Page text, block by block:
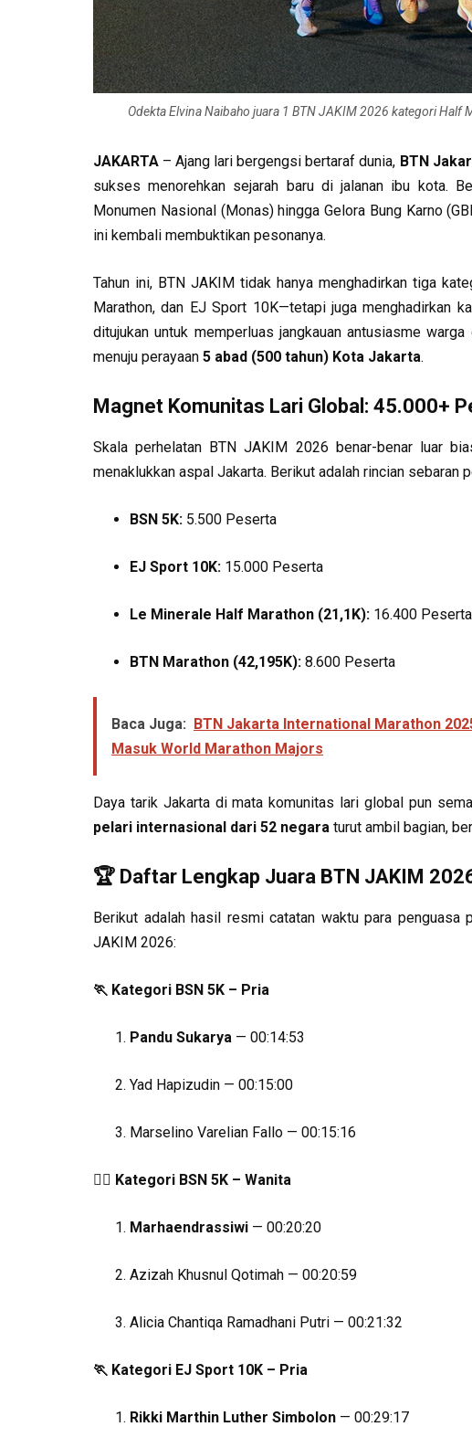
Odekta Elvina Naibaho juara 1 BTN JAKIM 2026 kategori
JAKARTA – Ajang lari bergengsi bertaraf dunia, BTN
sukses menorehkan sejarah baru di jalanan ibu kota.
Monumen Nasional (Monas) hingga Gelora Bung Karno
ini kembali membuktikan pesonanya.
Tahun ini, BTN JAKIM tidak hanya menghadirkan tiga
Marathon, dan EJ Sport 10K—tetapi juga menghadirkan
ditujukan untuk memperluas jangkauan antusiasme
menuju perayaan 5 abad (500 tahun) Kota Jakarta.
Magnet Komunitas Lari Global: 45.000+
Skala perhelatan BTN JAKIM 2026 benar-benar luar
menaklukkan aspal Jakarta. Berikut adalah rincian sebaran
BSN 5K: 5.500 Peserta
EJ Sport 10K: 15.000 Peserta
Le Minerale Half Marathon (21,1K): 16.400 Peserta
BTN Marathon (42,195K): 8.600 Peserta
Baca Juga: BTN Jakarta International Marathon
Masuk World Marathon Majors
Daya tarik Jakarta di mata komunitas lari global pun
pelari internasional dari 52 negara turut ambil bagian,
🏆 Daftar Lengkap Juara BTN JAKIM
Berikut adalah hasil resmi catatan waktu para
JAKIM 2026:
🏃 Kategori BSN 5K – Pria
Pandu Sukarya — 00:14:53
Yad Hapizudin — 00:15:00
Marselino Varelian Fallo — 00:15:16
🏃‍♀️ Kategori BSN 5K – Wanita
Marhaendrassiwi — 00:20:20
Azizah Khusnul Qotimah — 00:20:59
Alicia Chantiqa Ramadhani Putri — 00:21:32
🏃 Kategori EJ Sport 10K – Pria
Rikki Marthin Luther Simbolon — 00:29:17